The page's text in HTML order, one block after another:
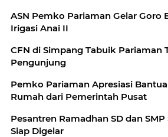
ASN Pemko Pariaman Gelar Goro
Irigasi Anai II
CFN di Simpang Tabuik Pariaman
Pengunjung
Pemko Pariaman Apresiasi
Rumah dari Pemerintah Pusat
Pesantren Ramadhan SD dan
Siap Digelar